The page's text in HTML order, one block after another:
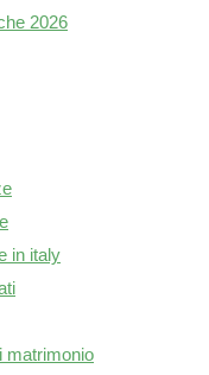
2026
in italy
matrimonio